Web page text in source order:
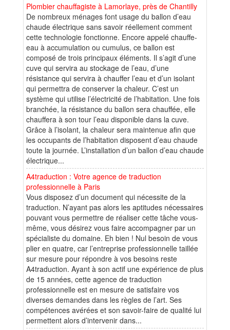
Plombier chauffagiste à Lamorlaye, près de Chantilly
De nombreux ménages font usage du ballon d’eau
chaude électrique sans savoir réellement comment
cette technologie fonctionne. Encore appelé chauffe-
eau à accumulation ou cumulus, ce ballon est
composé de trois principaux éléments. Il s’agit d’une
cuve qui servira au stockage de l’eau, d’une
résistance qui servira à chauffer l’eau et d’un isolant
qui permettra de conserver la chaleur. C’est un
système qui utilise l’électricité de l’habitation. Une fois
branchée, la résistance du ballon sera chauffée, elle
chauffera à son tour l’eau disponible dans la cuve.
Grâce à l’isolant, la chaleur sera maintenue afin que
les occupants de l’habitation disposent d’eau chaude
toute la journée. L’installation d’un ballon d’eau chaude
électrique...
A4traduction : Votre agence de traduction
professionnelle à Paris
Vous disposez d’un document qui nécessite de la
traduction. N’ayant pas alors les aptitudes nécessaires
pouvant vous permettre de réaliser cette tâche vous-
même, vous désirez vous faire accompagner par un
spécialiste du domaine. Eh bien ! Nul besoin de vous
plier en quatre, car l’entreprise professionnelle taillée
sur mesure pour répondre à vos besoins reste
A4traduction. Ayant à son actif une expérience de plus
de 15 années, cette agence de traduction
professionnelle est en mesure de satisfaire vos
diverses demandes dans les règles de l’art. Ses
compétences avérées et son savoir-faire de qualité lui
permettent alors d’intervenir dans...